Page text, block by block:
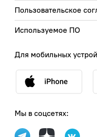
Пользовательское
Используемое ПО
Для мобильных
Мы в соцсетях: